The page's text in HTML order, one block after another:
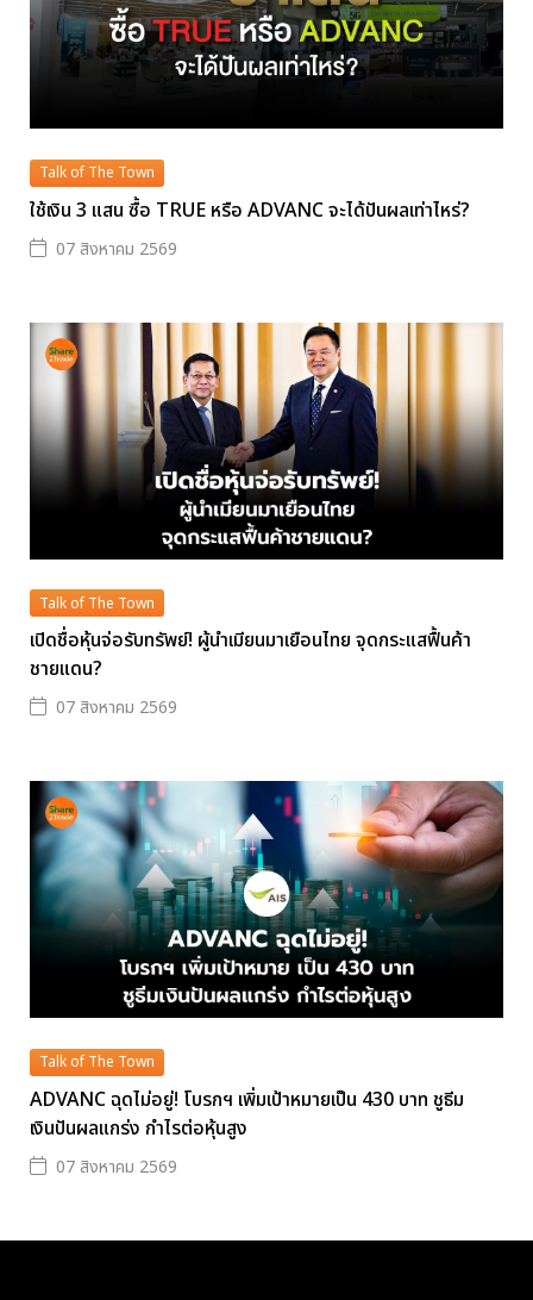
Talk of The Town
ใช้เงิน 3 แสน ซื้อ TRUE หรือ ADVANC จะได้ปันผลเท่าไหร่?
07 สิงหาคม 2569
Talk of The Town
เปิดชื่อหุ้นจ่อรับทรัพย์! ผู้นำเมียนมาเยือนไทย จุดกระแสฟื้นค้า
ชายแดน?
07 สิงหาคม 2569
Talk of The Town
ADVANC ฉุดไม่อยู่! โบรกฯ เพิ่มเป้าหมายเป็น 430 บาท ชูธีม
เงินปันผลแกร่ง กำไรต่อหุ้นสูง
07 สิงหาคม 2569